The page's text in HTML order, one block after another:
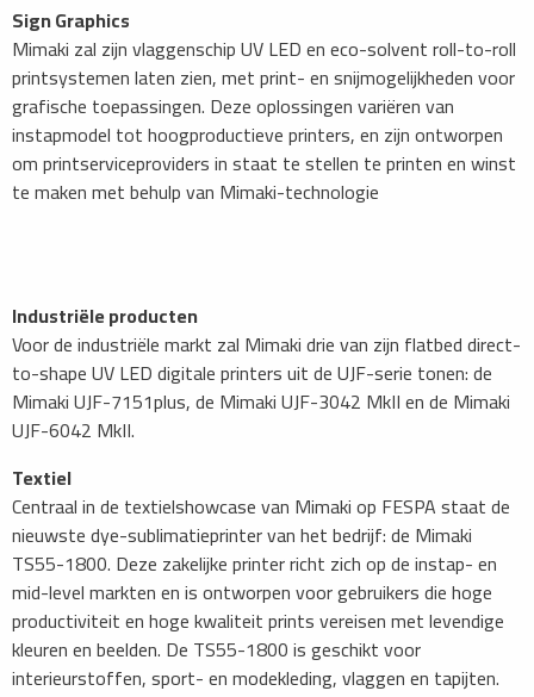
Sign Graphics
Mimaki zal zijn vlaggenschip UV LED en eco-solvent roll-to-roll
printsystemen laten zien, met print- en snijmogelijkheden voor
grafische toepassingen. Deze oplossingen variëren van
instapmodel tot hoogproductieve printers, en zijn ontworpen
om printserviceproviders in staat te stellen te printen en winst
te maken met behulp van Mimaki-technologie
Industriële producten
Voor de industriële markt zal Mimaki drie van zijn flatbed direct-
to-shape UV LED digitale printers uit de UJF-serie tonen: de
Mimaki UJF-7151plus, de Mimaki UJF-3042 MkII en de Mimaki
UJF-6042 MkII.
Textiel
Centraal in de textielshowcase van Mimaki op FESPA staat de
nieuwste dye-sublimatieprinter van het bedrijf: de Mimaki
TS55-1800. Deze zakelijke printer richt zich op de instap- en
mid-level markten en is ontworpen voor gebruikers die hoge
productiviteit en hoge kwaliteit prints vereisen met levendige
kleuren en beelden. De TS55-1800 is geschikt voor
interieurstoffen, sport- en modekleding, vlaggen en tapijten.